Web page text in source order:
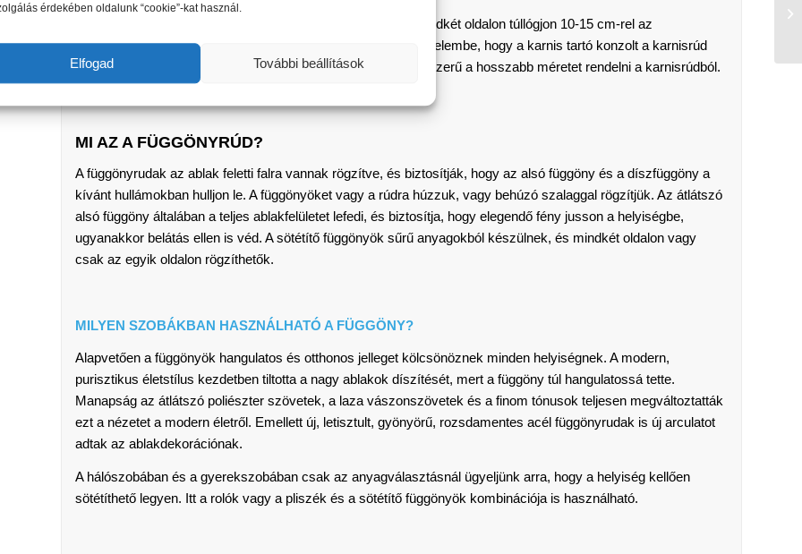
érdekében oldalunk “cookie”-kat használ.
Elfogad További beállítások
A karnis méretét oly módon érdemes kiszámolni, hogy az mindkét oldalon túllógjon 10-15 cm-rel az
ablakkereten, a függöny teljes elhúzhatóságához. Vegyük figyelembe, hogy a karnis tartó konzolt a karnisrúd
végétől kb 5 – 5cm el beljebb szereljük, így adott esetben célszerű a hosszabb méretet rendelni a karnisrúdból.
MI AZ A FÜGGÖNYRÚD?
A függönyrudak az ablak feletti falra vannak rögzítve, és biztosítják, hogy az alsó függöny és a díszfüggöny a
kívánt hullámokban hulljon le. A függönyöket vagy a rúdra húzzuk, vagy behúzó szalaggal rögzítjük. Az átlátszó
alsó függöny általában a teljes ablakfelületet lefedi, és biztosítja, hogy elegendő fény jusson a helyiségbe,
ugyanakkor belátás ellen is véd. A sötétítő függönyök sűrű anyagokból készülnek, és mindkét oldalon vagy
csak az egyik oldalon rögzíthetők.
MILYEN SZOBÁKBAN HASZNÁLHATÓ A FÜGGÖNY?
Alapvetően a függönyök hangulatos és otthonos jelleget kölcsönöznek minden helyiségnek. A modern,
purisztikus életstílus kezdetben tiltotta a nagy ablakok díszítését, mert a függöny túl hangulatossá tette.
Manapság az átlátszó poliészter szövetek, a laza vászonszövetek és a finom tónusok teljesen megváltoztatták
ezt a nézetet a modern életről. Emellett új, letisztult, gyönyörű, rozsdamentes acél függönyrudak is új arculatot
adtak az ablakdekorációnak.
A hálószobában és a gyerekszobában csak az anyagválasztásnál ügyeljünk arra, hogy a helyiség kellően
sötétíthető legyen. Itt a rolók vagy a pliszék és a sötétítő függönyök kombinációja is használható.